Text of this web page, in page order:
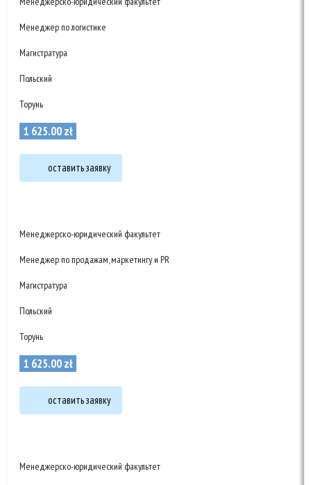
Менеджер по логистике
Магистратура
Польский
Торунь
1 625.00zł
оставить заявку
Менеджерско-юридический факультет
Менеджер по продажам, маркетингу и PR
Магистратура
Польский
Торунь
1 625.00zł
оставить заявку
Менеджерско-юридический факультет